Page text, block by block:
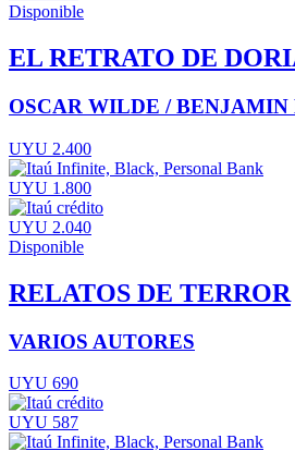
Disponible
EL RETRATO DE
OSCAR WILDE /
UYU 2.400
UYU 1.800
UYU 2.040
Disponible
RELATOS DE TERROR
VARIOS AUTORES
UYU 690
UYU 587